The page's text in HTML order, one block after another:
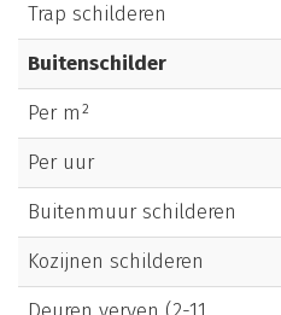
Trap schilderen
Buitenschilder
Per m²
Per uur
Buitenmuur schilderen
Kozijnen schilderen